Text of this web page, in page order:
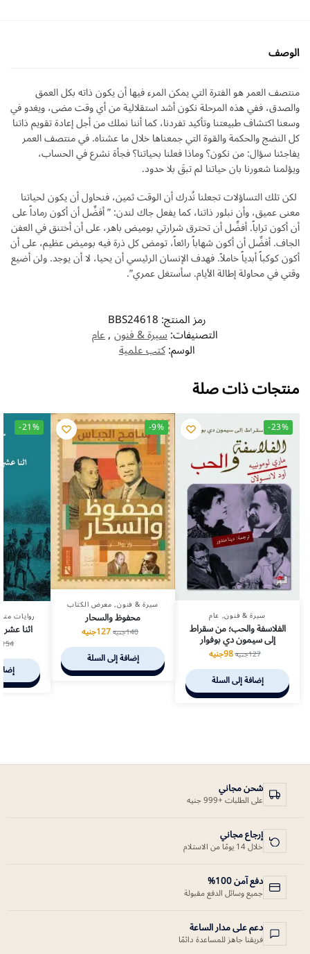
الوصف
منتصف العمر هو الفترة التي يمكن المرء فيها أن يكون ذاته بكل العمق
والصدق، ففي هذه المرحلة نكون أشد استقلالية من أي وقت مضى، ويغدو في
وسعنا اكتشاف طبيعتنا وتأكيد تفردنا، كما أننا نملك من أجل إعادة تقويم ذاتنا
كل النضج والحكمة والقوة التي جمعناها خلال ما عشناه. في منتصف العمر
يفاجئنا سؤال: من نكون؟ وماذا فعلنا بحياتنا؟ فجأة نشرع في الحساب،
ويؤلمنا شعورنا بان حياتنا لم تبقَ بلا حدود.
لكن تلك التساؤلات تجعلنا نُدرك أن الوقت ثمين، فنحاول أن يكون لحياتنا
معنى عميق، وأن نبلور ذاتنا، كما يفعل جاك لندن: ” أفضِّل أن أكون رماداً على
أن أكون تراباً. أفضِّل أن تحترق شرارتي بوميض باهر، على أن أختنق في العفن
الجاف. أفضِّل أن أكون شهاباً رائعاً، تومض كل ذرة فيه بوميض عظيم، على أن
أكون كوكباً أبدياً خاملاً. فهدف الإنسان الرئيسي أن يحيا، لا أن يوجد. ولن أضيع
وقتي في محاولة إطالة الأيام. سأستغل عمري”.
رمز المنتج:BBS24618
التصنيفات:سيرة & فنون,عام
الوسم:كتب علمية
منتجات ذات صلة
-23%
سيرة & فنون, عام
الفلاسفة والحب؛ من سقراط
إلى سيمون دي بوفوار
127جنيه98جنيه
إضافة إلى السلة
-9%
سيرة & فنون,معرض الكتاب
محفوظ والسحار
140جنيه127جنيه
إضافة إلى السلة
-21%
روايات
اثنا
154
شحن مجاني
على الطلبات +999 جنيه
إرجاع مجاني
خلال 14 يومًا من الاستلام
دفع آمن 100%
جميع وسائل الدفع مقبولة
دعم على مدار الساعة
فريقنا جاهز للمساعدة دائمًا